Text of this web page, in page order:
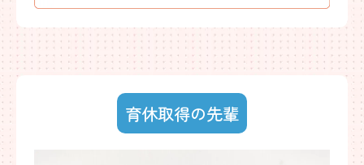
育休取得の先輩